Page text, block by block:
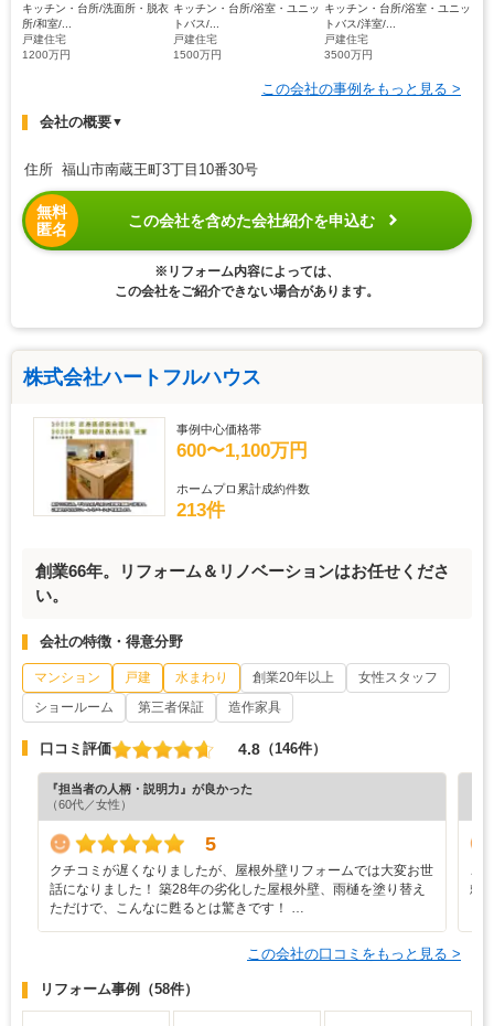
キッチン・台所/洗面所・脱衣
所/和室/...
戸建住宅
1200万円
キッチン・台所/浴室・ユニッ
トバス/...
戸建住宅
1500万円
キッチン・台所/浴室・ユニッ
トバス/洋室/...
戸建住宅
3500万円
この会社の事例をもっと見る >
会社の概要▼
住所 福山市南蔵王町3丁目10番30号
無料
匿名
この会社を含めた会社紹介を申込む
※リフォーム内容によっては、
この会社をご紹介できない場合があります。
株式会社ハートフルハウス
事例中心価格帯
600〜1,100万円
ホームプロ累計成約件数
213件
創業66年。リフォーム＆リノベーションはお任せくださ
い。
会社の特徴・得意分野
マンション 戸建 水まわり 創業20年以上
女性スタッフ
ショールーム
第三者保証 造作家具
口コミ評価 4.8 （146件）
『担当者の人柄・説明力』が良かった
（60代／女性）
5
クチコミが遅くなりましたが、屋根外壁リフォームでは大変お世
話になりました！ 築28年の劣化した屋根外壁、雨樋を塗り替え
ただけで、こんなに甦るとは驚きです！ …
ご
頼
この会社の口コミをもっと見る >
リフォーム事例 （58件）